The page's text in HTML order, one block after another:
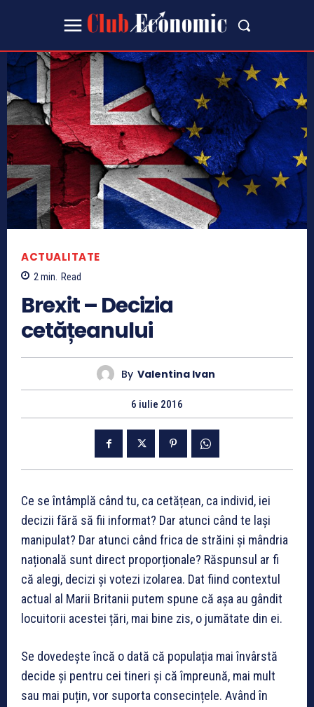
ACTUALITATE
2min. Read
Brexit – Decizia
cetățeanului
By Valentina Ivan
6 iulie 2016
Ce se întâmplă când tu, ca cetățean, ca individ, iei
decizii fără să fii informat? Dar atunci când te lași
manipulat? Dar atunci când frica de străini și mândria
națională sunt direct proporționale? Răspunsul ar fi
că alegi, decizi și votezi izolarea. Dat fiind contextul
actual al Marii Britanii putem spune că așa au gândit
locuitorii acestei țări, mai bine zis, o jumătate din ei.
Se dovedește încă o dată că populația mai învârstă
decide și pentru cei tineri și că împreună, mai mult
sau mai puțin, vor suporta consecințele. Având în